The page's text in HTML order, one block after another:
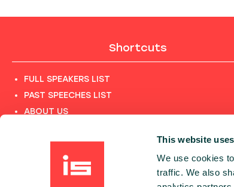
This website
We use cookies
traffic. We also
Shortcuts
FULL SPEAKERS LIST
PAST SPEECHES LIST
ABOUT US
CODE OF CONDUCT
CONTACT
TERMS AND CONDITIONS